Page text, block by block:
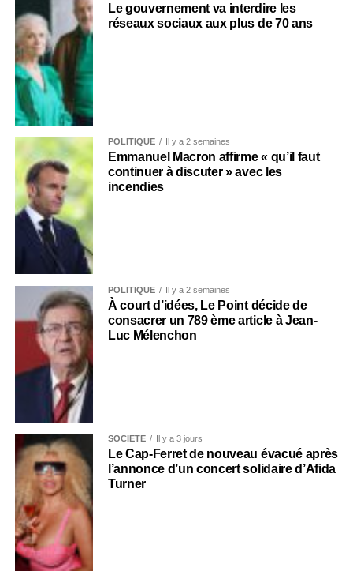
Le gouvernement va interdire les
réseaux sociaux aux plus de 70 ans
POLITIQUE Il y a 2 semaines
Emmanuel Macron affirme « qu’il faut
continuer à discuter » avec les
incendies
POLITIQUE Il y a 2 semaines
À court d’idées, Le Point décide de
consacrer un 789 ème article à Jean-
Luc Mélenchon
SOCIÉTÉ Il y a 3 jours
Le Cap-Ferret de nouveau évacué après
l’annonce d’un concert solidaire d’Afida
Turner